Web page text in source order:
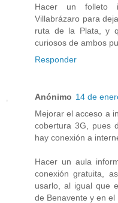
Hacer un folleto
Villabrázaro para
ruta de la Plata, y
curiosos de ambos
Responder
Anónimo 14 de
Mejorar el acceso a
cobertura 3G, pues
hay conexión a
Hacer un aula
conexión gratuita,
usarlo, al igual que
de Benavente y en el